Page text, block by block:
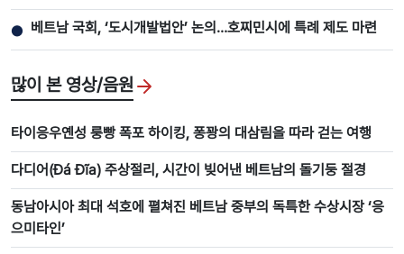
● 베트남 국회, ‘도시개발법안’ 논의…호찌민시에 특례 제도 마련
많이 본 영상/음원
타이응우옌성 룽빵 폭포 하이킹, 퐁꽝의 대삼림을 따라 걷는 여행
다디어(Đá Đĩa) 주상절리, 시간이 빚어낸 베트남의 돌기둥 절경
동남아시아 최대 석호에 펼쳐진 베트남 중부의 독특한 수상시장 ‘응
으미타인’